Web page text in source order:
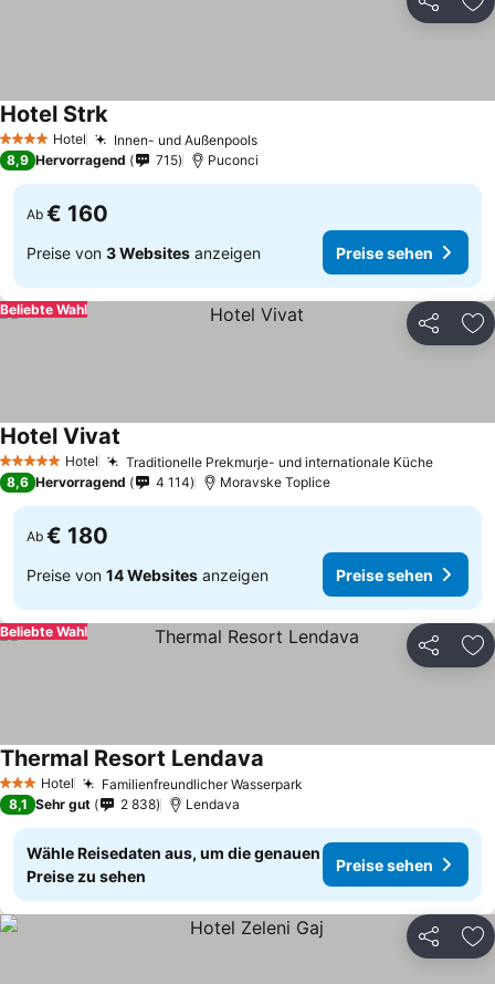
Teilen
4 Sterne Hotel Innen- und AußenpoolsPreise sehen
Hotel StrkPreise sehen
8,9 Hervorragend 715 Puconci
Ab € 160
Preise von 3 Websites anzeigen Preise sehen
Teilen
Beliebte Wahl
5 Sterne Hotel Traditionelle Prekmurje- und internationale KüchePreise
Hotel Vivat
8,6 Hervorragend 4 114 Moravske Toplice
Ab € 180
Preise von 14 Websites anzeigen Preise sehen
Teilen
Beliebte Wahl
3 SterneHotel Familienfreundlicher Wasserpark
Thermal Resort Lendava
8,1 Sehr gut 2 838 Lendava
Wähle Reisedaten aus, um die genauen
Preise zu sehen
Preise sehen
Teilen